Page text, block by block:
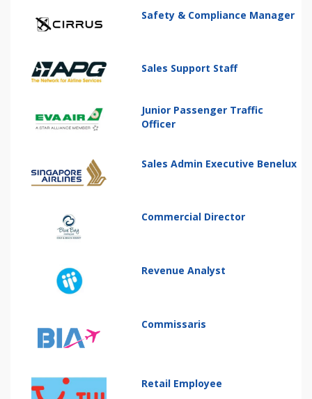
Safety & Compliance Manager
Sales Support Staff
Junior Passenger Traffic
Officer
Sales Admin Executive Benelux
Commercial Director
Revenue Analyst
Commissaris
Retail Employee